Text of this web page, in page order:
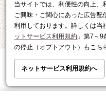
当サイトでは、利便性の向上
ご興味・ご関心にあった広告配
利用しております。詳しくは当
ットサービス利用規約 」第7～
の停止（オプトアウト）もこち
ネットサービス利用規約へ
RSS
広告出稿・パート
利用規約|個人情報
運営会社|広告に関す